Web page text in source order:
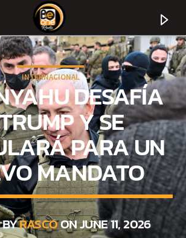
INTERNACIONAL
DESAFÍA
Y SE
PARA UN
MANDATO
BYRASCOON JUNE 11, 2026